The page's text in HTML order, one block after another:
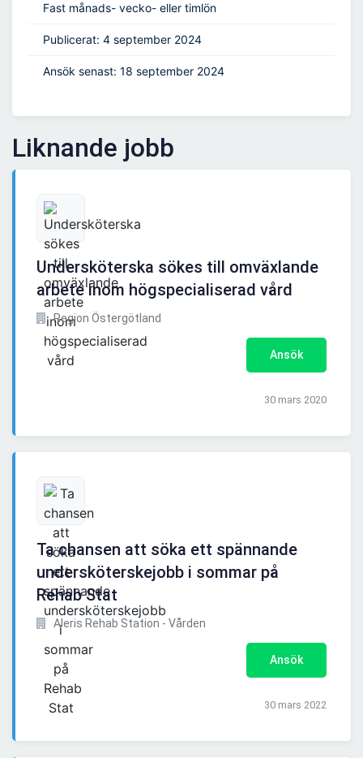
Fast månads- vecko- eller timlön
Publicerat: 4 september 2024
Ansök senast: 18 september 2024
Liknande jobb
Undersköterska sökes till omväxlande
arbete inom högspecialiserad vård
Region Östergötland
Ansök
30 mars 2020
Ta chansen att söka ett spännande
undersköterskejobb i sommar på
Rehab Stat
Aleris Rehab Station - Vården
Ansök
30 mars 2022